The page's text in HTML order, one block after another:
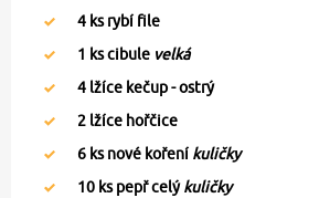
4 ks rybí file
1 ks cibule velká
4 lžíce kečup - ostrý
2 lžíce hořčice
6 ks nové koření kuličky
10 ks pepř celýkuličky